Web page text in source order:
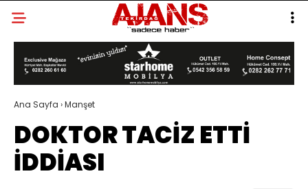
Ana Sayfa ›Manşet
DOKTOR TACİZ ETTİ
İDDİASI